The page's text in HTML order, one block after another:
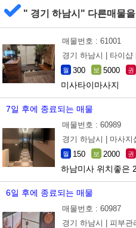
" 경기 하남시" 다른매물
매물번호 : 61001
경기 하남시 |
타이샵 |
월 300 보 5000 권
미사타이마사지
7일 후에 종료되는 매물
매물번호 : 60989
경기 하남시 |
마사지
월 150 보 2000 권
하남미사 위치좋은
6일 후에 종료되는 매물
매물번호 : 60987
경기 하남시 |
피부관